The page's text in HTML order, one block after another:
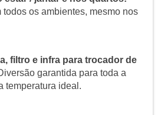
os ambientes, mesmo nos
filtro e infra para trocador de
garantida para toda a
temperatura ideal.